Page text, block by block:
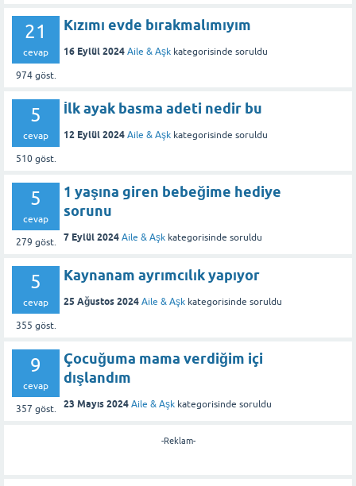
21
cevap
974göst.
Kızımı evde bırakmalımıyım
16 Eylül 2024 Aile & Aşk kategorisinde soruldu
5
cevap
510göst.
İlk ayak basma adeti nedir bu
12 Eylül 2024 Aile & Aşk kategorisinde soruldu
5
cevap
279 göst.
1 yaşına giren bebeğime hediye
sorunu
7 Eylül 2024 Aile & Aşk kategorisinde soruldu
5
cevap
355 göst.
Kaynanam ayrımcılık yapıyor
25 Ağustos 2024 Aile & Aşk kategorisinde soruldu
9
cevap
357 göst.
Çocuğuma mama verdiğim içi
dışlandım
23 Mayıs 2024 Aile & Aşk kategorisinde soruldu
-Reklam-